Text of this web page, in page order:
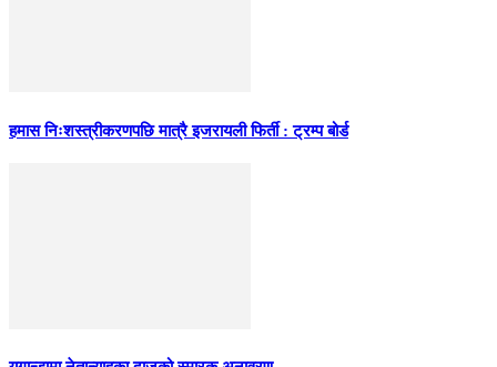
हमास निःशस्त्रीकरणपछि मात्रै इजरायली फिर्ती : ट्रम्प बोर्ड